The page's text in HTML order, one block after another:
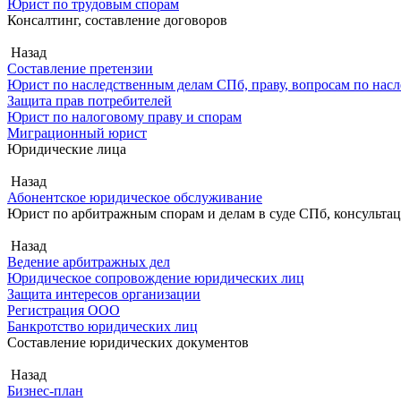
Юрист по трудовым спорам
Консалтинг, составление договоров
Назад
Составление претензии
Юрист по наследственным делам СПб, праву, вопросам по
Защита прав потребителей
Юрист по налоговому праву и спорам
Миграционный юрист
Юридические лица
Назад
Абонентское юридическое обслуживание
Юрист по арбитражным спорам и делам в суде СПб,
Назад
Ведение арбитражных дел
Юридическое сопровождение юридических лиц
Защита интересов организации
Регистрация ООО
Банкротство юридических лиц
Составление юридических документов
Назад
Бизнес-план